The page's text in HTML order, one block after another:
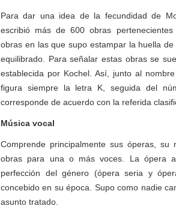
Para dar una idea de la fecundidad de
escribió más de 600 obras
obras en las que supo estampar la huella
equilibrado. Para señalar estas obras se
establecida por Kochel. Así, junto al
figura siempre la letra K, seguida del
corresponde de acuerdo con la referida
Música vocal
Comprende principalmente sus óperas, su
obras para una o más voces. La ópera
perfección del género (ópera seria y
concebido en su época. Supo como nadie
asunto tratado.